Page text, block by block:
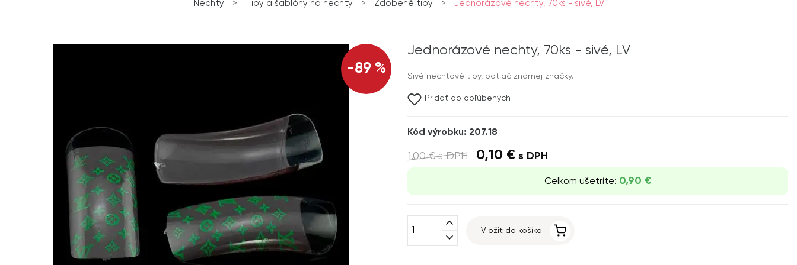
Nechty > Tipy a šablóny na nechty > Zdobené tipy > Jednorázové nechty, 70ks - sivé, LV
-89 %
Jednorázové nechty, 70ks - sivé, LV
Sivé nechtové tipy, potlač známej značky.
Pridať do obľúbených
Kód výrobku: 207.18
1,00 €s DPH 0,10 € s DPH
Celkom ušetríte: 0,90 €
expand_less
expand_more
Vložiť do košíka